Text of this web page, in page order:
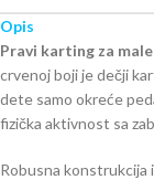
Opis
Pravi karting za
crvenoj boji je dečji
dete samo okreće
fizička aktivnost sa
Robusna konstrukcija